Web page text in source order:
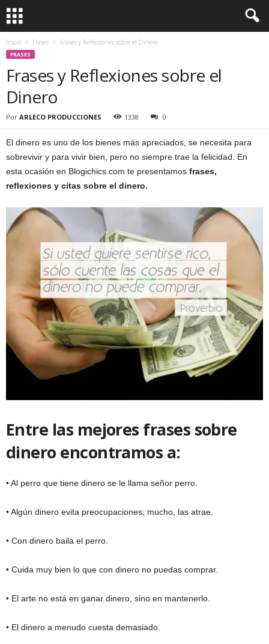
Inicio Frases Frases y Reflexiones sobre el Dinero
FRASES
Frases y Reflexiones sobre el
Dinero
Por ARLECO PRODUCCIONES 1338 0
El dinero es uno de los bienes más apreciados, se necesita para
sobrevivir y para vivir bien, pero no siempre trae la felicidad. En
esta ocasión en Blogichics.com te presentamos frases,
reflexiones y citas sobre el dinero.
Entre las mejores frases sobre
dinero encontramos a:
• Al perro que tiene dinero se le llama señor perro.
• Algún dinero evita preocupaciones; mucho, las atrae.
• Con dinero baila el perro.
• Cuida muy bien lo que con dinero no puedas comprar.
• El arte no está en ganar dinero, sino en mantenerlo.
• El dinero a menudo cuesta demasiado.